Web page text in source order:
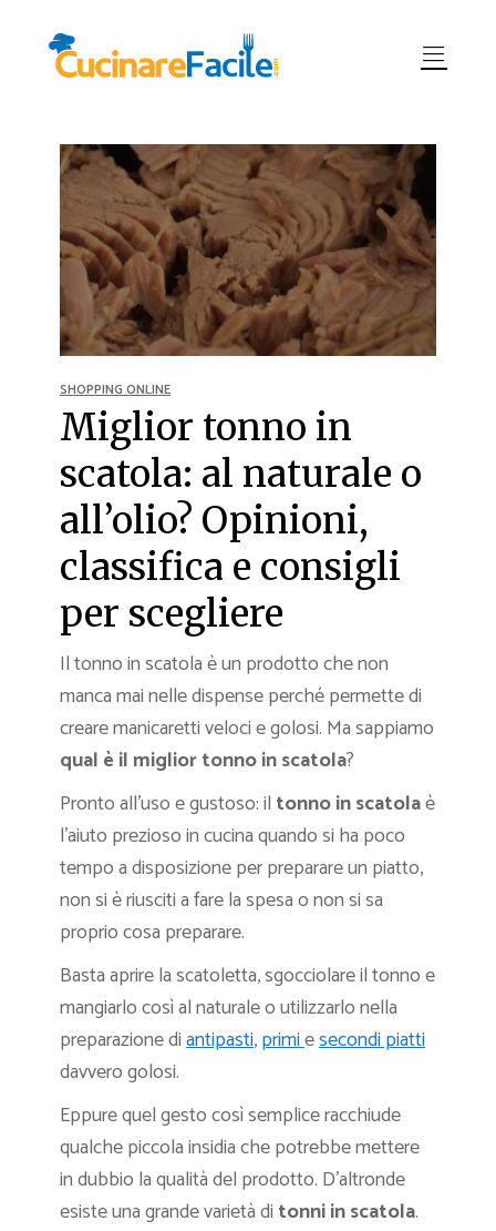
SHOPPING ONLINE
Miglior tonno in
scatola: al naturale o
all’olio? Opinioni,
classifica e consigli
per scegliere
Il tonno in scatola è un prodotto che non
manca mai nelle dispense perché permette di
creare manicaretti veloci e golosi. Ma sappiamo
qual è il miglior tonno in scatola?
Pronto all’uso e gustoso: il tonno in scatolaè
l’aiuto prezioso in cucina quando si ha poco
tempo a disposizione per preparare un piatto,
non si è riusciti a fare la spesa o non si sa
proprio cosa preparare.
Basta aprire la scatoletta, sgocciolare il tonno e
mangiarlo così al naturale o utilizzarlo nella
preparazione diantipasti,primiesecondi piatti
davvero golosi.
Eppure quel gesto così semplice racchiude
qualche piccola insidia che potrebbe mettere
in dubbio la qualità del prodotto. D’altronde
esiste una grande varietà di tonni in scatola.